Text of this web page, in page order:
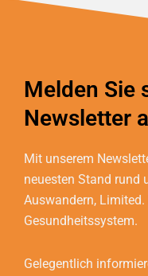
Melden Sie
Newsletter
Mit unserem
neuesten Stand rund
Auswandern, Limited.
Gesundheitssystem.
Gelegentlich